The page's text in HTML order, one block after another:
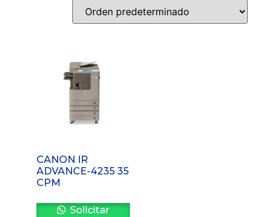
CANON IR
ADVANCE-4235 35
CPM
Solicitar